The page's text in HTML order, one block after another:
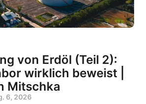
von Erdöl (Teil 2):
wirklich beweist |
Mitschka
6, 2026